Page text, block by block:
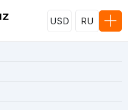
USD RU